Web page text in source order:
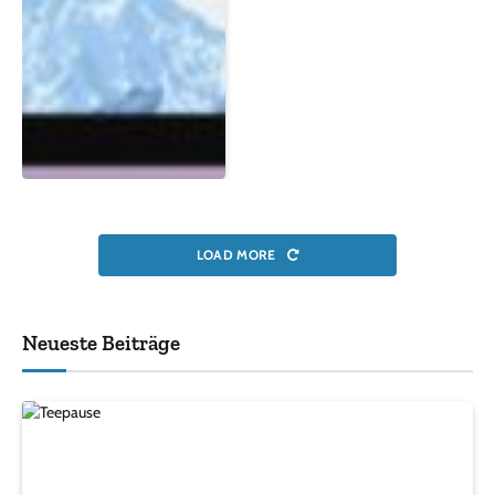
LOAD MORE
Neueste Beiträge